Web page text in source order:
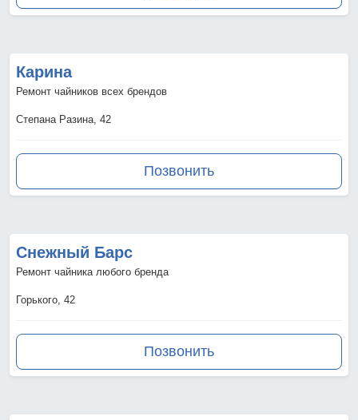
Карина
Ремонт чайников всех брендов
Степана Разина, 42
Позвонить
Снежный Барс
Ремонт чайника любого бренда
Горького, 42
Позвонить